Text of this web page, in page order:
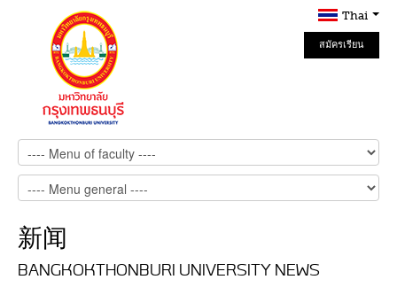
Thai
สมัครเรียน
Online
新闻
BANGKOKTHONBURI UNIVERSITY NEWS